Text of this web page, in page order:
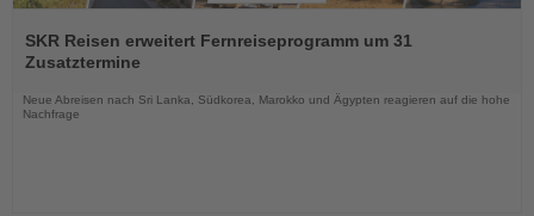
Sie
die
SKR Reisen erweitert Fernreiseprogramm um 31
Zusatztermine
Neue Abreisen nach Sri Lanka, Südkorea, Marokko und Ägypten reagieren auf die hohe
Nachfrage